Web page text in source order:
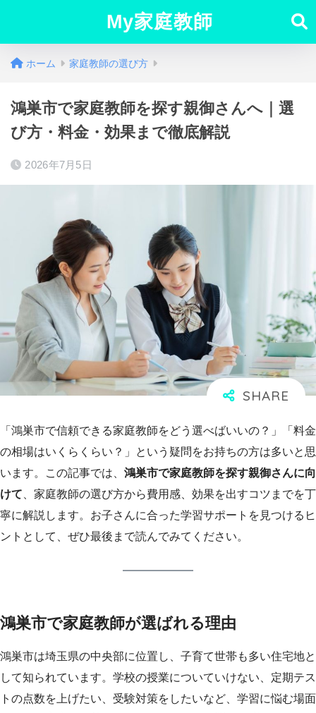
My家庭教師
ホーム 家庭教師の選び方
鴻巣市で家庭教師を探す親御さんへ｜選
び方・料金・効果まで徹底解説
2026年7月5日
「鴻巣市で信頼できる家庭教師をどう選べばいいの？」「料金
の相場はいくらくらい？」という疑問をお持ちの方は多いと思
います。この記事では、 鴻巣市で家庭教師を探す親御さんに向
けて 、家庭教師の選び方から費用感、効果を出すコツまでを丁
寧に解説します。お子さんに合った学習サポートを見つけるヒ
ントとして、ぜひ最後まで読んでみてください。
鴻巣市で家庭教師が選ばれる理由
鴻巣市は埼玉県の中央部に位置し、子育て世帯も多い住宅地と
して知られています。学校の授業についていけない、定期テス
トの点数を上げたい、受験対策をしたいなど、学習に悩む場面